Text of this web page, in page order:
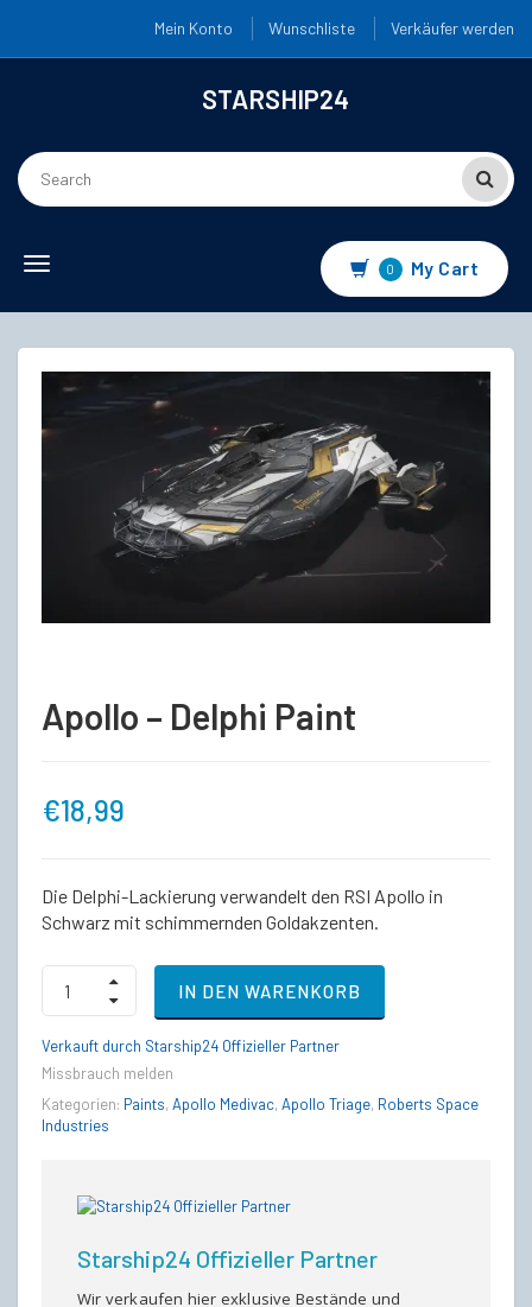
Mein Konto Wunschliste Verkäufer werden
STARSHIP24
Toggle
0 My Cart
Apollo – Delphi Paint
€18,99
Die Delphi-Lackierung verwandelt den RSI Apollo in
Schwarz mit schimmernden Goldakzenten.
Apollo
Delphi
Paint
IN DEN WARENKORB
Verkauft durch Starship24 Offizieller Partner
Missbrauch melden
Kategorien: Paints, Apollo Medivac, Apollo Triage, Roberts Space
Industries
Starship24 Offizieller Partner
Wir verkaufen hier exklusive Bestände und